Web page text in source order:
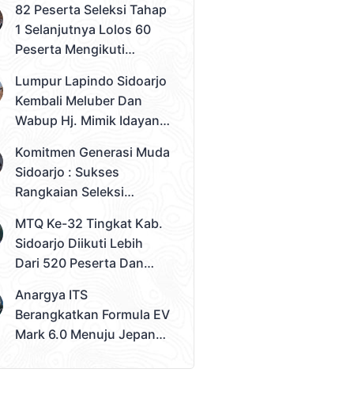
82 Peserta Seleksi Tahap
1 Selanjutnya Lolos 60
Peserta Mengikuti
Pemilihan Duta Muda
Sidoarjo 2026
Lumpur Lapindo Sidoarjo
Kembali Meluber Dan
Wabup Hj. Mimik Idayana
Komitmen Generasi Muda
Sidoarjo : Sukses
Rangkaian Seleksi
Pemilihan Duta Muda
Sidoarjo 2026
MTQ Ke-32 Tingkat Kab.
Sidoarjo Diikuti Lebih
Dari 520 Peserta Dan
Juara Umum
Anargya ITS
Berangkatkan Formula EV
Mark 6.0 Menuju Jepang,
2026